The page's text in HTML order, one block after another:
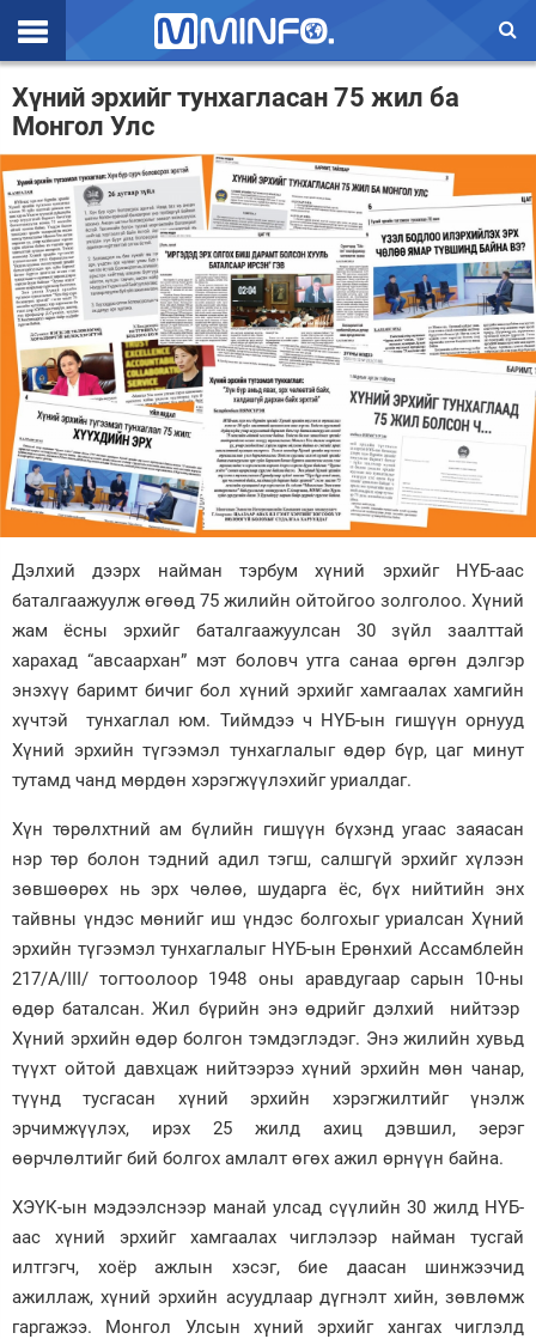
Эхлэл
Цаг агаар
Валют ханш
Улс төр
Эдийн засаг
Үзэл бодол
Спорт
Нийгэм
Дэлхий
Энтертайнмэнт
Зурхай
Хүний эрхийг тунхагласан 75 жил ба
Монгол Улс
Дэлхий дээрх найман тэрбум хүний эрхийг НҮБ-аас
баталгаажуулж өгөөд 75 жилийн ойтойгоо золголоо. Хүний
жам ёсны эрхийг баталгаажуулсан 30 зүйл заалттай
харахад “авсаархан” мэт боловч утга санаа өргөн дэлгэр
энэхүү баримт бичиг бол хүний эрхийг хамгаалах хамгийн
хүчтэй тунхаглал юм. Тиймдээ ч НҮБ-ын гишүүн орнууд
Хүний эрхийн түгээмэл тунхаглалыг өдөр бүр, цаг минут
тутамд чанд мөрдөн хэрэгжүүлэхийг уриалдаг.
Хүн төрөлхтний ам бүлийн гишүүн бүхэнд угаас заяасан
нэр төр болон тэдний адил тэгш, салшгүй эрхийг хүлээн
зөвшөөрөх нь эрх чөлөө, шударга ёс, бүх нийтийн энх
тайвны үндэс мөнийг иш үндэс болгохыг уриалсан Хүний
эрхийн түгээмэл тунхаглалыг НҮБ-ын Ерөнхий Ассамблейн
217/А/III/ тогтоолоор 1948 оны аравдугаар сарын 10-ны
өдөр баталсан. Жил бүрийн энэ өдрийг дэлхий нийтээр
Хүний эрхийн өдөр болгон тэмдэглэдэг. Энэ жилийн хувьд
түүхт ойтой давхцаж нийтээрээ хүний эрхийн мөн чанар,
түүнд тусгасан хүний эрхийн хэрэгжилтийг үнэлж
эрчимжүүлэх, ирэх 25 жилд ахиц дэвшил, эерэг
өөрчлөлтийг бий болгох амлалт өгөх ажил өрнүүн байна.
ХЭҮК-ын мэдээлснээр манай улсад сүүлийн 30 жилд НҮБ-
аас хүний эрхийг хамгаалах чиглэлээр найман тусгай
илтгэгч, хоёр ажлын хэсэг, бие даасан шинжээчид
ажиллаж, хүний эрхийн асуудлаар дүгнэлт хийн, зөвлөмж
гаргажээ. Монгол Улсын хүний эрхийг хангах чиглэлд